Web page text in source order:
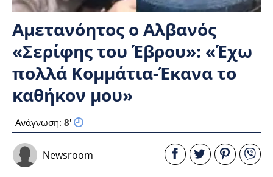
Αμετανόητος ο Αλβανός
«Σερίφης του Έβρου»: «Έχω
πολλά Κομμάτια-Έκανα το
καθήκον μου»
Ανάγνωση: 8'
Newsroom